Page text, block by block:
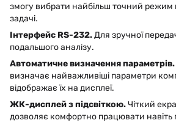
змогу вибрати найбільш точний режим
задачі.
Інтерфейс RS-232.Для зручної
подальшого аналізу.
Автоматичне визначення параметрів.
визначає найважливіші параметри
відображає їх на дисплеї.
ЖК-дисплей з підсвіткою.Чіткий
дозволяє комфортно працювати